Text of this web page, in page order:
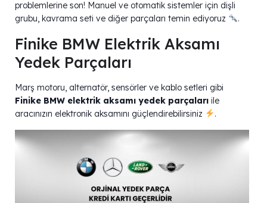
problemlerine son! Manuel ve otomatik sistemler için dişli
grubu, kavrama seti ve diğer parçaları temin ediyoruz
.
Finike BMW Elektrik Aksamı
Yedek Parçaları
Marş motoru, alternatör, sensörler ve kablo setleri gibi
Finike BMW elektrik aksamı yedek parçaları ile
aracınızın elektronik aksamını güçlendirebilirsiniz
.